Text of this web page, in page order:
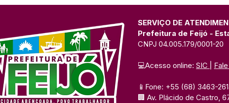
SERVIÇO DE
Prefeitura de Feijó -
CNPJ 04.005.179/0001-20
💻Acesso online: SIC
📱Fone: +55 (68) 3463-
🏢 Av. Plácido de Castro,